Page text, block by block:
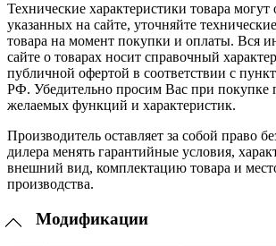
Технические характеристики товара могут
указанных на сайте, уточняйте
товара на момент покупки и оплаты. Вся
сайте о товарах носит справочный
публичной офертой в соответствии с
РФ. Убедительно просим Вас при покупке
желаемых функций и характеристик.
Производитель оставляет за собой право
дилера менять гарантийные условия,
внешний вид, комплектацию товара и
производства.
Модификации